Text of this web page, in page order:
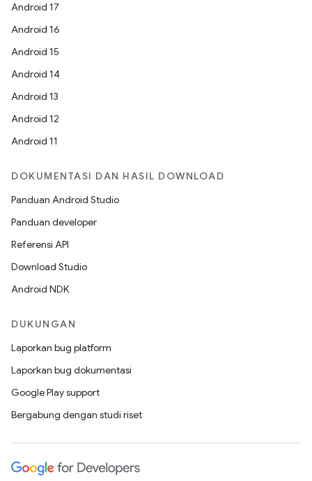
Android 17
Android 16
Android 15
Android 14
Android 13
Android 12
Android 11
DOKUMENTASI DAN HASIL DOWNLOAD
Panduan Android Studio
Panduan developer
Referensi API
Download Studio
Android NDK
DUKUNGAN
Laporkan bug platform
Laporkan bug dokumentasi
Google Play support
Bergabung dengan studi riset